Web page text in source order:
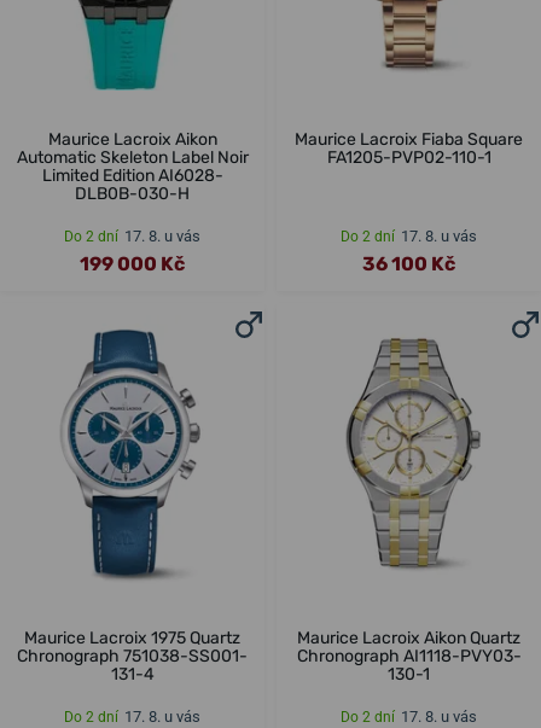
Maurice Lacroix Aikon
Automatic Skeleton Label Noir
Limited Edition AI6028-
DLB0B-030-H
Do 2 dní 17. 8. u vás
199 000 Kč
Maurice Lacroix Fiaba Square
FA1205-PVP02-110-1
Do 2 dní 17. 8. u vás
36 100 Kč
Maurice Lacroix 1975 Quartz
Chronograph 751038-SS001-
131-4
Do 2 dní 17. 8. u vás
Maurice Lacroix Aikon Quartz
Chronograph AI1118-PVY03-
130-1
Do 2 dní 17. 8. u vás